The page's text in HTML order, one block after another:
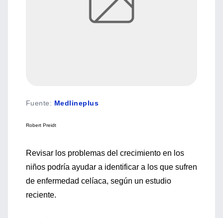
Fuente: Medlineplus
Robert Preidt
Revisar los problemas del crecimiento en los
niños podría ayudar a identificar a los que sufren
de enfermedad celíaca, según un estudio
reciente.